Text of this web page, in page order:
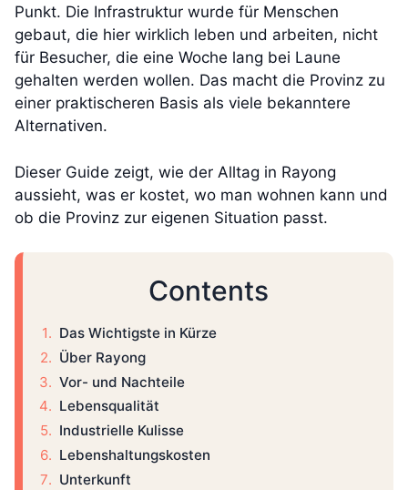
Punkt. Die Infrastruktur wurde für Menschen
gebaut, die hier wirklich leben und arbeiten, nicht
für Besucher, die eine Woche lang bei Laune
gehalten werden wollen. Das macht die Provinz zu
einer praktischeren Basis als viele bekanntere
Alternativen.
Dieser Guide zeigt, wie der Alltag in Rayong
aussieht, was er kostet, wo man wohnen kann und
ob die Provinz zur eigenen Situation passt.
Contents
Das Wichtigste in Kürze
Über Rayong
Vor- und Nachteile
Lebensqualität
Industrielle Kulisse
Lebenshaltungskosten
Unterkunft